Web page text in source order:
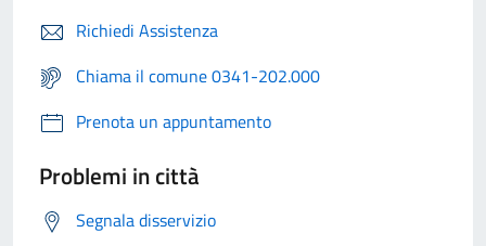
Richiedi Assistenza
Chiama il comune 0341-202.000
Prenota un appuntamento
Problemi in città
Segnala disservizio